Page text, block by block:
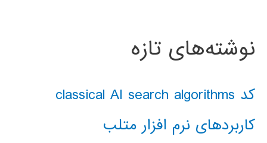
نوشته‌های تازه
کد classical AI search algorithms
کاربردهای نرم افزار متلب